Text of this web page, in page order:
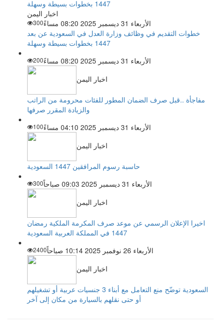
اخبار اليمن
الأربعاء 31 ديسمبر 2025 08:20 مساءً
300
خطوات التقديم في وظائف وزارة العدل في السعودية عن بعد
1447 بخطوات بسيطة وسهلة
الأربعاء 31 ديسمبر 2025 08:20 مساءً
200
اخبار اليمن
مفاجأة ..قبل صرف الضمان المطور للفئات محرومة من الراتب
والزيادة المقرر صرفها
الأربعاء 31 ديسمبر 2025 04:10 مساءً
100
اخبار اليمن
حاسبة رسوم المرافقين 1447 السعودية
الأربعاء 31 ديسمبر 2025 09:03 صباحاً
300
اخبار اليمن
اخيرا الإعلان الرسمي عن موعد صرف المكرمة الملكية رمضان
1447 في المملكة العربية السعودية
الأربعاء 26 نوفمبر 2025 10:14 صباحاً
2400
اخبار اليمن
السعودية توضّح منع التعامل مع أبناء 3 جنسيات عربية أو تشغيلهم
أو حتى نقلهم بالسيارة من مكان إلى آخر